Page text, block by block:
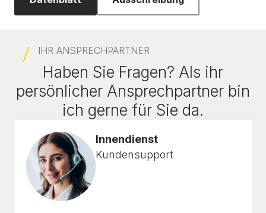
IHR ANSPRECHPARTNER
Haben Sie Fragen? Als ihr
persönlicher Ansprechpartner bin
ich gerne für Sie da.
Innendienst
Kundensupport